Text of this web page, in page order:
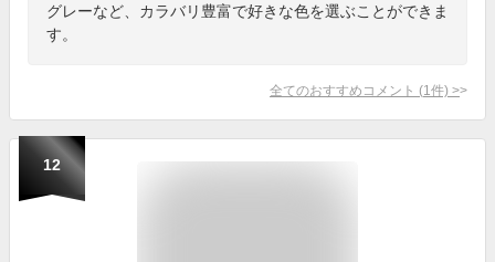
グレーなど、カラバリ豊富で好きな色を選ぶことができま
す。
全てのおすすめコメント (1 件) >
12